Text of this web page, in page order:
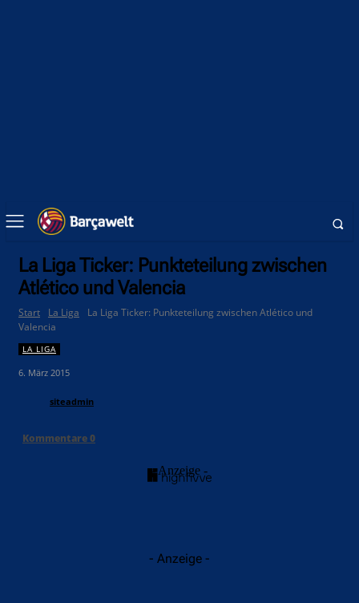
La Liga Ticker: Punkteteilung zwischen
Atlético und Valencia
Start La Liga
La Liga Ticker: Punkteteilung zwischen Atlético und
Valencia
LA LIGA
6. März 2015
siteadmin
Kommentare0
- Anzeige -
- Anzeige -